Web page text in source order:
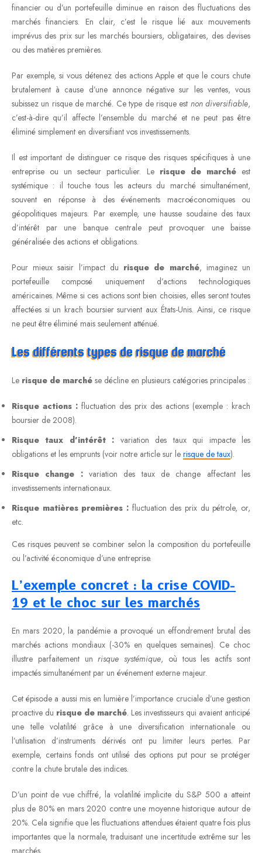
financier ou d’un portefeuille diminue en raison des fluctuations des
marchés financiers. En clair, c’est le risque lié aux mouvements
imprévus des prix sur les marchés boursiers, obligataires, des devises
ou des matières premières.
Par exemple, si vous détenez des actions Apple et que le cours chute
brutalement à cause d’une annonce négative sur les ventes, vous
subissez un risque de marché. Ce type de risque est non diversifiable,
c’est-à-dire qu’il affecte l’ensemble du marché et ne peut pas être
éliminé simplement en diversifiant vos investissements.
Il est important de distinguer ce risque des risques spécifiques à une
entreprise ou un secteur particulier. Le risque de marchéest
systémique : il touche tous les acteurs du marché simultanément,
souvent en réponse à des événements macroéconomiques ou
géopolitiques majeurs. Par exemple, une hausse soudaine des taux
d’intérêt par une banque centrale peut provoquer une baisse
généralisée des actions et obligations.
Pour mieux saisir l’impact du risque de marché, imaginez un
portefeuille composé uniquement d’actions technologiques
américaines. Même si ces actions sont bien choisies, elles seront toutes
affectées si un krach boursier survient aux États-Unis. Ainsi, ce risque
ne peut être éliminé mais seulement atténué.
Les différents types de risque de marché
Le risque de marché se décline en plusieurs catégories principales :
Risque actions : fluctuation des prix des actions (exemple : krach
boursier de 2008).
Risque taux d’intérêt : variation des taux qui impacte les
obligations et les emprunts (voir notre article sur le risque de taux).
Risque change :variation des taux de change affectant les
investissements internationaux.
Risque matières premières : fluctuation des prix du pétrole, or,
etc.
Ces risques peuvent se combiner selon la composition du portefeuille
ou l’activité économique d’une entreprise.
L’exemple concret : la crise COVID-
19 et le choc sur les marchés
En mars 2020, la pandémie a provoqué un effondrement brutal des
marchés actions mondiaux (-30% en quelques semaines). Ce choc
illustre parfaitement unrisque systémique, où tous les actifs sont
impactés simultanément par un événement externe majeur.
Cet épisode a aussi mis en lumière l’importance cruciale d’une gestion
proactive du risque de marché. Les investisseurs qui avaient anticipé
une telle volatilité grâce à une diversification internationale ou
l’utilisation d’instruments dérivés ont pu limiter leurs pertes. Par
exemple, certains fonds ont utilisé des options put pour se protéger
contre la chute brutale des indices.
D’un point de vue chiffré, la volatilité implicite du S&P 500 a atteint
plus de 80% en mars 2020 contre une moyenne historique autour de
20%. Cela signifie que les fluctuations attendues étaient quatre fois plus
importantes que la normale, traduisant une incertitude extrême sur les
marchés.